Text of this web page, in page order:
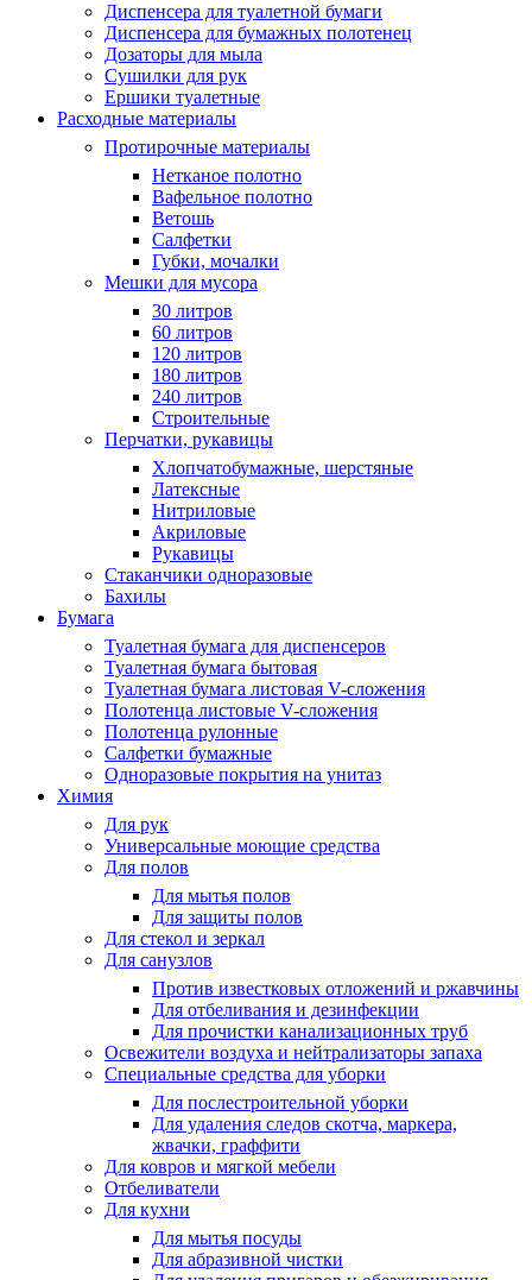
Диспенсера для туалетной бумаги
Диспенсера для бумажных полотенец
Дозаторы для мыла
Сушилки для рук
Ершики туалетные
Расходные материалы
Протирочные материалы
Нетканое полотно
Вафельное полотно
Ветошь
Салфетки
Губки, мочалки
Мешки для мусора
30 литров
60 литров
120 литров
180 литров
240 литров
Строительные
Перчатки, рукавицы
Хлопчатобумажные, шерстяные
Латексные
Нитриловые
Акриловые
Рукавицы
Стаканчики одноразовые
Бахилы
Бумага
Туалетная бумага для диспенсеров
Туалетная бумага бытовая
Туалетная бумага листовая V-сложения
Полотенца листовые V-сложения
Полотенца рулонные
Салфетки бумажные
Одноразовые покрытия на унитаз
Химия
Для рук
Универсальные моющие средства
Для полов
Для мытья полов
Для защиты полов
Для стекол и зеркал
Для санузлов
Против известковых отложений и ржавчины
Для отбеливания и дезинфекции
Для прочистки канализационных труб
Освежители воздуха и нейтрализаторы запаха
Специальные средства для уборки
Для послестроительной уборки
Для удаления следов скотча, маркера,
жвачки, граффити
Для ковров и мягкой мебели
Отбеливатели
Для кухни
Для мытья посуды
Для абразивной чистки